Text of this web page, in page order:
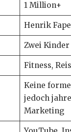
1 Million+
Henrik
Zwei
Fitness,
Keine
jedoch
Marketing